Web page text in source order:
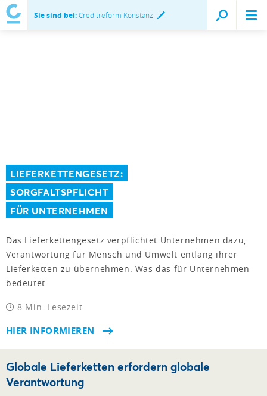
Sie sind bei:Creditreform Konstanz
LIEFERKETTENGESETZ:
SORGFALTSPFLICHT
FÜR UNTERNEHMEN
Das Lieferkettengesetz verpflichtet Unternehmen dazu,
Verantwortung für Mensch und Umwelt entlang ihrer
Lieferketten zu übernehmen. Was das für Unternehmen
bedeutet.
8 Min. Lesezeit
HIER INFORMIEREN
Globale Lieferketten erfordern globale
Verantwortung